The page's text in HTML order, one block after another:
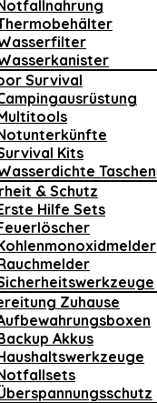
Survival
Kits
Taschen
& Schutz
Hilfe Sets
Zuhause
Akkus